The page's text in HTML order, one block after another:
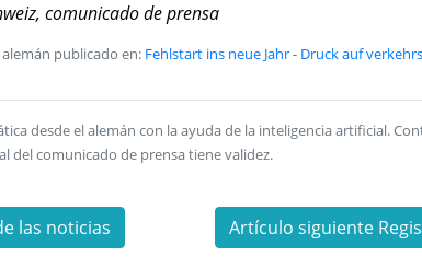
comunicado de prensa
publicado en: Fehlstart ins neue Jahr - Druck auf
desde el alemán con la ayuda de la inteligencia artificial.
del comunicado de prensa tiene validez.
las noticias Artículo siguiente